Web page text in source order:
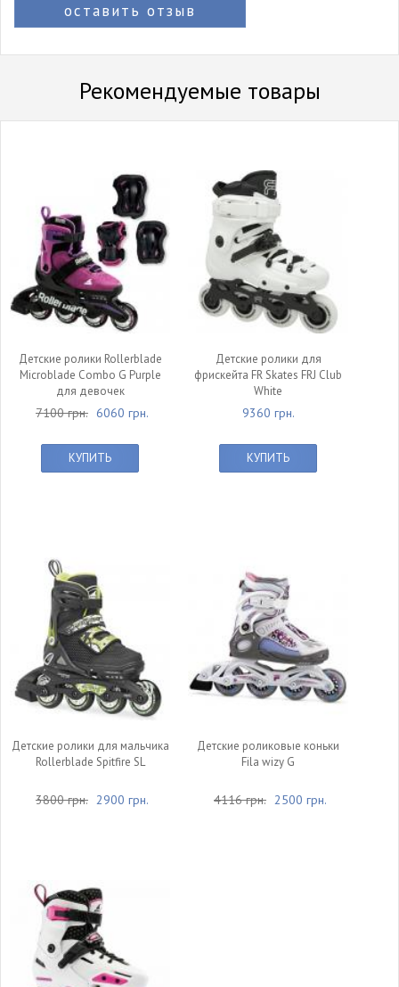
оставить отзыв
Рекомендуемые товары
Детские ролики Rollerblade
Microblade Combo G Purple
для девочек
7100 грн. 6060 грн.
КУПИТЬ
Детские ролики для
фрискейта FR Skates FRJ Club
White
9360 грн.
КУПИТЬ
Детские ролики для мальчика
Rollerblade Spitfire SL
3800 грн. 2900 грн.
Детские роликовые коньки
Fila wizy G
4116 грн. 2500 грн.